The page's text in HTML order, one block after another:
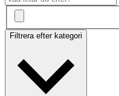
Filtrera efter kategori